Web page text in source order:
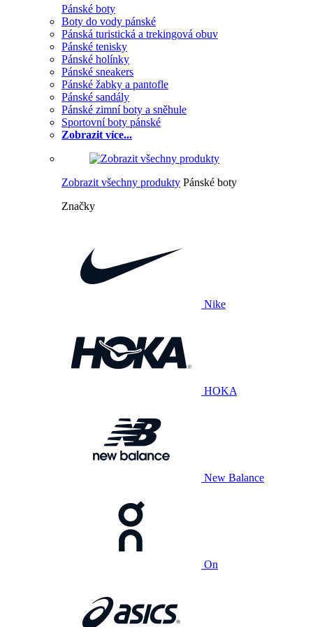
Pánské boty
Boty do vody pánské
Pánská turistická a trekingová obuv
Pánské tenisky
Pánské holínky
Pánské sneakers
Pánské žabky a pantofle
Pánské sandály
Pánské zimní boty a sněhule
Sportovní boty pánské
Zobrazit více...
Zobrazit všechny produkty Pánské boty
Značky
Nike
HOKA
New Balance
On